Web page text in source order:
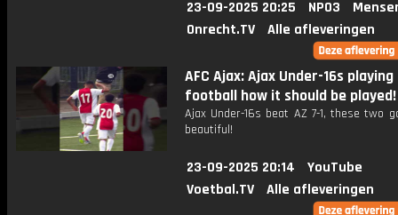
23-09-2025 20:25 NPO3
Onrecht.TV
Alle afleveringen
AFC Ajax: Ajax Under-16s playing
football how it should be
Ajax Under-16s beat AZ 7-1, these two
beautiful!
23-09-2025 20:14
YouTube
Voetbal.TV
Alle afleveringen